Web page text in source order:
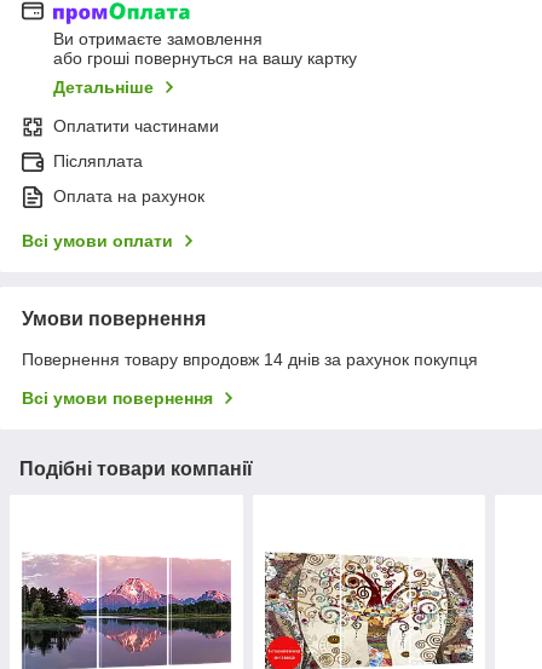
Ви отримаєте замовлення
або гроші повернуться на вашу картку
Детальніше
Оплатити частинами
Післяплата
Оплата на рахунок
Всі умови оплати
Умови повернення
Повернення товару впродовж 14 днів за рахунок покупця
Всі умови повернення
Подібні товари компанії